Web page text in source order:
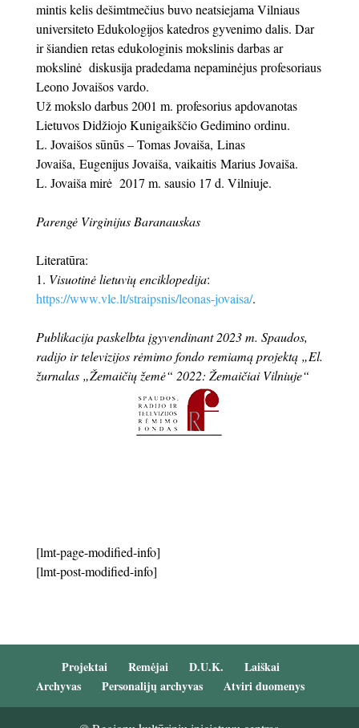
mintis kelis dešimtmečius buvo neatsiejama Vilniaus
universiteto Edukologijos katedros gyvenimo dalis. Dar
ir šiandien retas edukologinis mokslinis darbas ar
mokslinė diskusija pradedama nepaminėjus profesoriaus
Leono Jovaišos vardo.
Už mokslo darbus 2001 m. profesorius apdovanotas
Lietuvos Didžiojo Kunigaikščio Gedimino ordinu.
L. Jovaišos sūnūs – Tomas Jovaiša, Linas
Jovaiša, Eugenijus Jovaiša, vaikaitis Marius Jovaiša.
L. Jovaiša mirė 2017 m. sausio 17 d. Vilniuje.
Parengė Virginijus Baranauskas
Literatūra:
1. Visuotinė lietuvių enciklopedija:
https://www.vle.lt/straipsnis/leonas-jovaisa/.
Publikacija paskelbta įgyvendinant 2023 m. Spaudos,
radijo ir televizijos rėmimo fondo remiamą projektą „El.
žurnalas „Žemaičių žemė“ 2022: Žemaičiai Vilniuje“
[lmt-page-modified-info]
[lmt-post-modified-info]
Projektai Remėjai D.U.K.
Laiškai
Archyvas
Personalijų archyvas Atviri duomenys